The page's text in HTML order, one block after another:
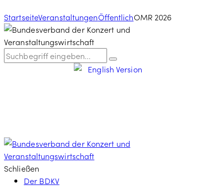
StartseiteVeranstaltungenÖffentlichOMR 2026
Schließen
Der BDKV